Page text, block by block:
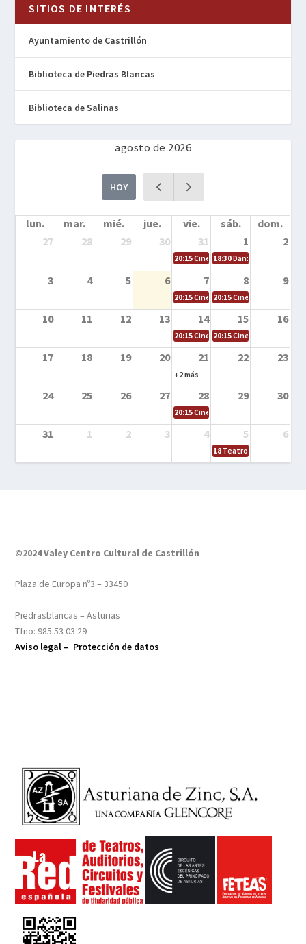
SITIOS DE INTERÉS
Ayuntamiento de Castrillón
Biblioteca de Piedras Blancas
Biblioteca de Salinas
agosto de 2026
HOY
lun. mar. mié. jue. vie. sáb.
dom.
27
28 29 30 31 1 2
20:15Cine en la calle – Cómo
18:30Danza – Cita en el
3 4 5 6 7 8 9
20:15Cine en la calle – El niño y la
20:15Cine en la calle –
10 11 12 13 14 15 16
20:15Cine en la calle – Tortugas
20:15Cine en la calle –
17 18 19 20 21 22 23
+2 más
24 25 26 27 28 29 30
20:15Cine en el calle – Tintín y el
31 1 2 3 4 5 6
18 Teatro – Tres
©2024 Valey Centro Cultural de Castrillón
Plaza de Europa nº3 – 33450
Piedrasblancas – Asturias
Tfno: 985 53 03 29
Aviso legal – Protección de datos